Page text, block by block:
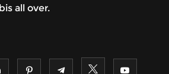
all over.